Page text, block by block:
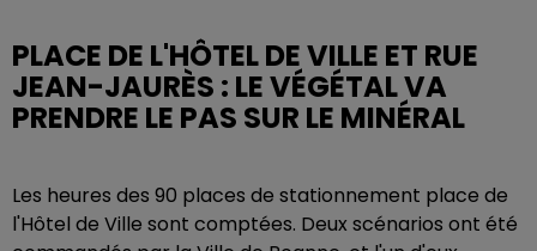
PLACE DE L'HÔTEL DE VILLE ET RUE
JEAN-JAURÈS : LE VÉGÉTAL VA
PRENDRE LE PAS SUR LE MINÉRAL
Les heures des 90 places de stationnement place de
l'Hôtel de Ville sont comptées. Deux scénarios ont été